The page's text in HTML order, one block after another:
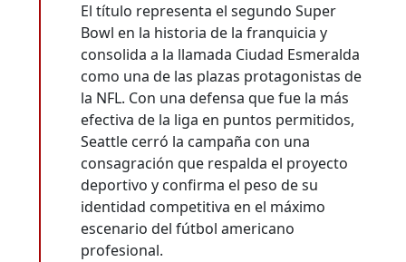
El título representa el segundo Super
Bowl en la historia de la franquicia y
consolida a la llamada Ciudad Esmeralda
como una de las plazas protagonistas de
la NFL. Con una defensa que fue la más
efectiva de la liga en puntos permitidos,
Seattle cerró la campaña con una
consagración que respalda el proyecto
deportivo y confirma el peso de su
identidad competitiva en el máximo
escenario del fútbol americano
profesional.